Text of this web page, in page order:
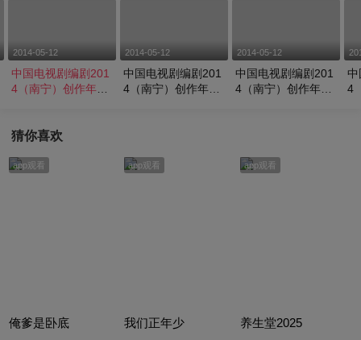
2014-05-12
中国电视剧编剧201
4（南宁）创作年会
融入故事中
2014-05-12
中国电视剧编剧201
4（南宁）创作年会
2014-05-12
中国电视剧编剧201
4（南宁）创作年会
中
4
猜你喜欢
app观看
俺爹是卧底
app观看
我们正年少
app观看
养生堂2025